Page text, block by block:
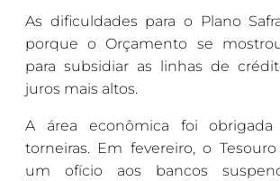
As dificuldades para o Plano
porque o Orçamento se
para subsidiar as linhas de
juros mais altos.
A área econômica foi
torneiras. Em fevereiro, o
um ofício aos bancos